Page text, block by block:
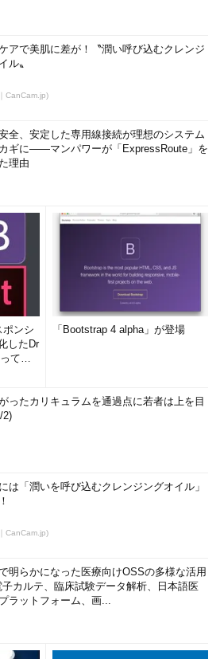
アで美肌に差が！〝潤い呼び込むクレンジ
ル〟
CanCam.jp)
全、安定した専用線接続が理想のシステム
ギに――マンパワーが「ExpressRoute」を
理由
ポンシ
したDr
て
「Bootstrap 4 alpha」が登場
ったカリキュラムを通過点に若者は上を目
2)
は「潤いを呼び込むクレンジングオイル」
CanCam.jp)
明らかになった医療向けOSSの多様な活用
カルテ、臨床試験データ解析、日本語医
ラットフォーム、画...